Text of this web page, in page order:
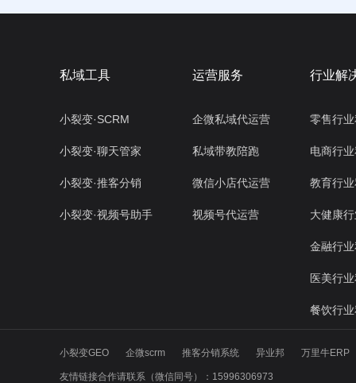
私域工具
小裂变·SCRM
小裂变·聊天管家
小裂变·推客分销
小裂变·视频号助手
运营服务
企微私域代运营
私域带教陪跑
微信小店代运营
视频号代运营
行业解
零售行
电商行
教育行
大健康
金融行
医美行
餐饮行
小裂变GEO 企微scrm 推客分销系统 异业邦 万里牛ERP
友情链接合作请联系（微信同号）：15996306973